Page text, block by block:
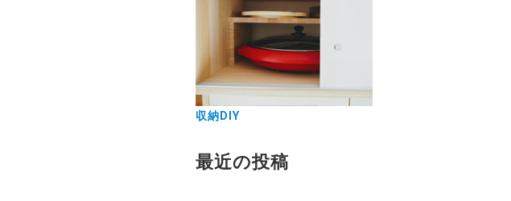
収納DIY
最近の投稿